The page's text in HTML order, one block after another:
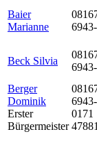
Baier
Marianne
Beck Silvia
Berger
Dominik
Erster
Bürgermeister
0171